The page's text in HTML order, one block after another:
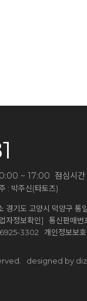
~ 17:00 점심시간
: 박주신(타토즈)
기도 고양시 덕양구 통
자정보확인] 통신판매번
3302 개인정보보호
designed by